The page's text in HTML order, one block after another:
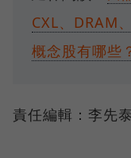
CXL、DRAM
概念股有哪些
責任編輯：李先泰